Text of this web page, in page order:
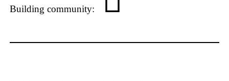
Building community:
P